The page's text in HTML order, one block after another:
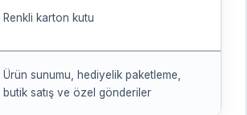
Renkli karton kutu
Ürün sunumu, hediyelik paketleme,
butik satış ve özel gönderiler